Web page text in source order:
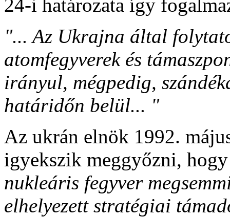
24-i határozata így
"... Az Ukrajna által
atomfegyverek és
irányul, mégpedig,
határidőn belül... "
Az ukrán elnök 1992.
igyekszik meggyőzni,
nukleáris fegyver
elhelyezett stratégiai